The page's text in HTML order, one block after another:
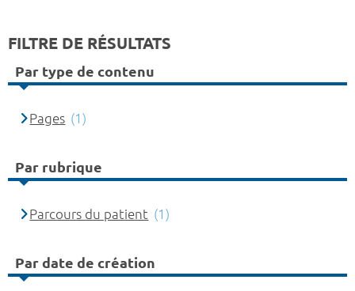
FILTRE DE RÉSULTATS
Par type de contenu
Pages (1)
Par rubrique
Parcours du patient (1)
Par date de création